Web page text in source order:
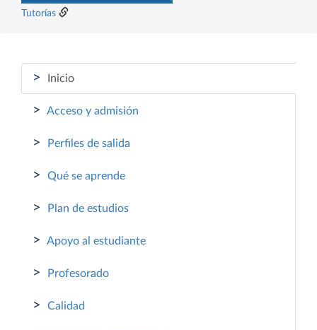
Tutorías
> Inicio
> Acceso y admisión
> Perfiles de salida
> Qué se aprende
> Plan de estudios
> Apoyo al estudiante
> Profesorado
> Calidad